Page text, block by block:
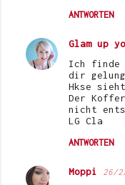
ANTWORTEN
Glam up
Ich finde
dir
Hkse
Der
nicht
LG Cla
ANTWORTEN
Moppi 26/